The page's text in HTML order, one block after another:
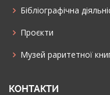
Бібліографічна
Проєкти
Музей раритетної
КОНТАКТИ